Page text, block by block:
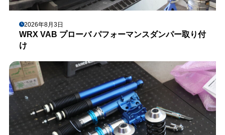
2026年8月3日
WRX VAB プローバ パフォーマンスダンパー取り付
け